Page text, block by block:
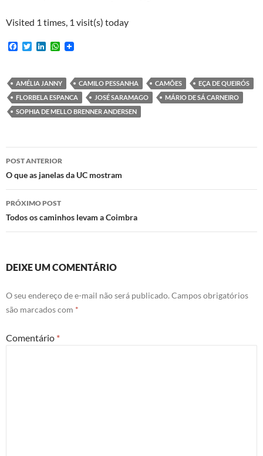
Visited 1 times, 1 visit(s) today
F
b
o
o
k
T
t
e
r
e
d
I
n
W
s
A
p
p
AMÉLIA JANNY CAMILO PESSANHA CAMÕES
EÇA DE QUEIRÓS
FLORBELA ESPANCA
JOSÉ SARAMAGO
MÁRIO DE SÁ CARNEIRO
SOPHIA DE MELLO BRENNER ANDERSEN
Navegação
de
posts
POST ANTERIOR
O que as janelas da UC mostram
PRÓXIMO POST
Todos os caminhos levam a Coimbra
DEIXE UM COMENTÁRIO
O seu endereço de e-mail não será publicado. Campos obrigatórios
são marcados com *
Comentário *